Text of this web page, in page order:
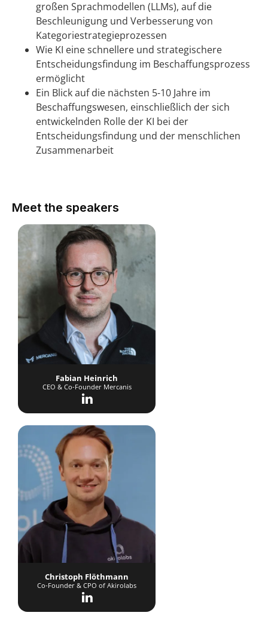
großen Sprachmodellen (LLMs), auf die
Beschleunigung und Verbesserung von
Kategoriestrategieprozessen
Wie KI eine schnellere und strategischere
Entscheidungsfindung im Beschaffungsprozess
ermöglicht
Ein Blick auf die nächsten 5-10 Jahre im
Beschaffungswesen, einschließlich der sich
entwickelnden Rolle der KI bei der
Entscheidungsfindung und der menschlichen
Zusammenarbeit
Meet the speakers
Fabian Heinrich
CEO & Co-Founder Mercanis
Christoph Flöthmann
Co-Founder & CPO of Akirolabs